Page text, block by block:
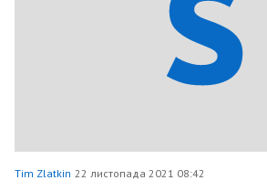
Tim Zlatkin 22 листопада 2021 08:42